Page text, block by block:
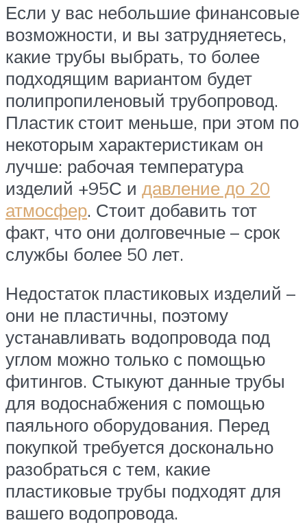
Если у вас небольшие финансовые
возможности, и вы затрудняетесь,
какие трубы выбрать, то более
подходящим вариантом будет
полипропиленовый трубопровод.
Пластик стоит меньше, при этом по
некоторым характеристикам он
лучше: рабочая температура
изделий +95С и давление до 20
атмосфер. Стоит добавить тот
факт, что они долговечные – срок
службы более 50 лет.
Недостаток пластиковых изделий –
они не пластичны, поэтому
устанавливать водопровода под
углом можно только с помощью
фитингов. Стыкуют данные трубы
для водоснабжения с помощью
паяльного оборудования. Перед
покупкой требуется досконально
разобраться с тем, какие
пластиковые трубы подходят для
вашего водопровода.